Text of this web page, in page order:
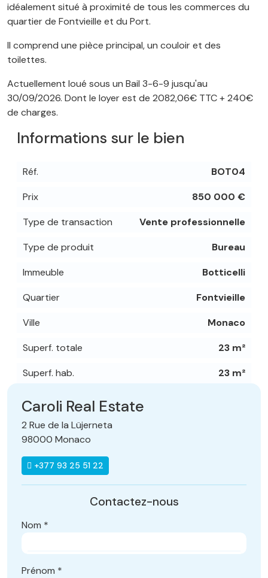
idéalement situé à proximité de tous les commerces du
quartier de Fontvieille et du Port.
Il comprend une pièce principal, un couloir et des
toilettes.
Actuellement loué sous un Bail 3-6-9 jusqu'au
30/09/2026. Dont le loyer est de 2082,06€ TTC + 240€
de charges.
Informations sur le bien
Réf.
BOT04
Prix
850 000 €
Type de transaction
Vente professionnelle
Type de produit
Bureau
Immeuble
Botticelli
Quartier
Fontvieille
Ville
Monaco
Superf. totale
23 m²
Superf. hab.
23 m²
Caroli Real Estate
2 Rue de la Lüjerneta
98000 Monaco
+377 93 25 51 22
Contactez-nous
Nom *
Prénom *